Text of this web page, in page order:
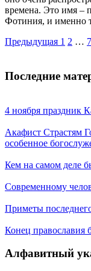
времена. Это имя –
Фотиния, и именно
Навигация
записям
Предыдущая 1 2 … 7
Последние
4 ноября праздник
Акафист Страстям
особенное
Кем на самом деле
Современному
Приметы
Конец православия
Алфавитный